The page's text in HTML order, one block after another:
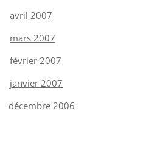
avril 2007
mars 2007
février 2007
janvier 2007
décembre 2006